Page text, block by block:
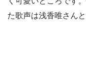
た歌声は浅香唯さん